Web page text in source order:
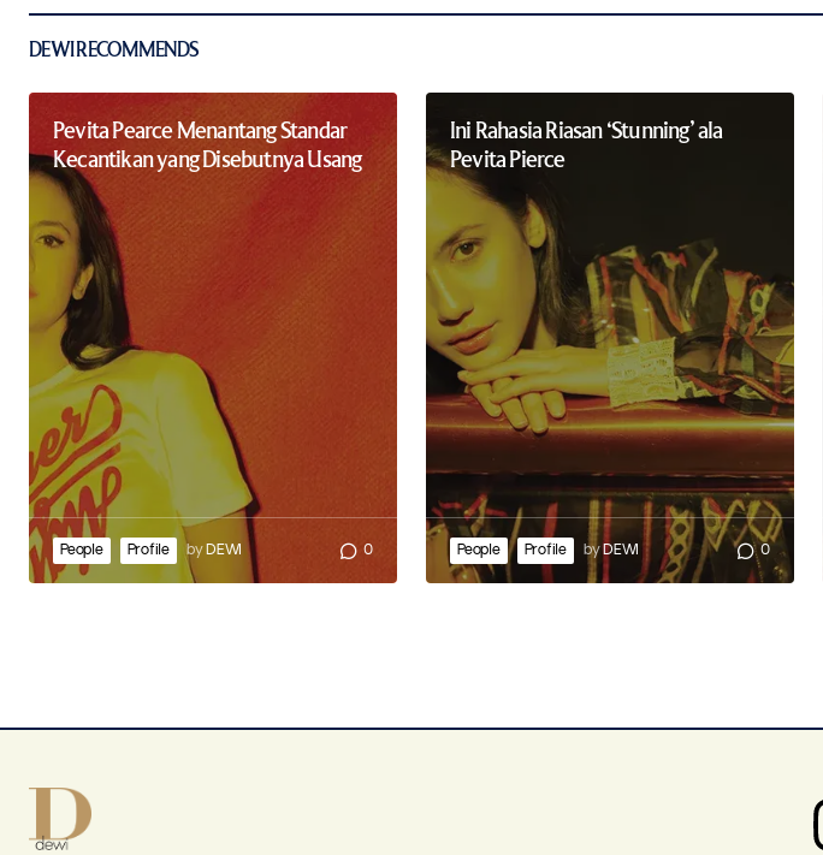
DEWI RECOMMENDS
Pevita Pearce Menantang Standar
Kecantikan yang Disebutnya Usang
People Profile byDEWI 0
Ini Rahasia Riasan ‘Stunning’ ala
Pevita Pierce
People Profile byDEWI 0